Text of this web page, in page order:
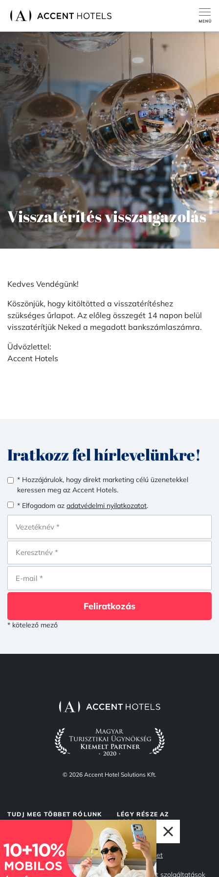
Visszatérítés visszaigazolás
Kedves Vendégünk!
Köszönjük, hogy kitöltötted a visszatérítéshez
szükséges űrlapot. Az előleg összegét 14 napon belül
visszatérítjük Neked a megadott bankszámlaszámra.
Üdvözlettel:
Accent Hotels
Iratkozz fel hírlevelünkre!
* Hozzájárulok, hogy direkt marketing célú üzenetekkel
keressen meg az Accent Hotels.
* Elfogadom az adatvédelmi nyilatkozatot.
Feliratkozás
* kötelező mező
© 2026 Accent Hotel Solutions Kft.
TUDJ MEG TÖBBET RÓLUNK
Rólunk
Adatvédelem
LÉGY RÉSZE AZ
ACCENTNEK
Accent Market
Management szolgáltatások